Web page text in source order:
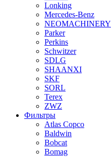
Lonking
Mercedes-Benz
NEOMACHINERY
Parker
Perkins
Schwitzer
SDLG
SHAANXI
SKF
SORL
Terex
ZWZ
Фильтры
Atlas Copco
Baldwin
Bobcat
Bomag